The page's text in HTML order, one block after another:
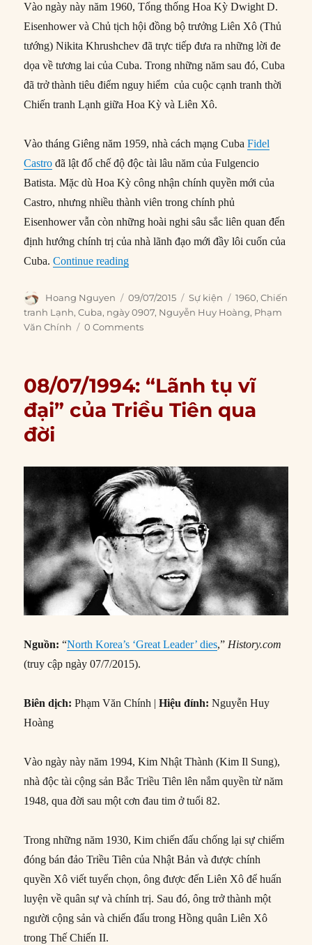
Vào ngày này năm 1960, Tổng thống Hoa Kỳ Dwight D.
Eisenhower và Chủ tịch hội đồng bộ trưởng Liên Xô (Thủ
tướng) Nikita Khrushchev đã trực tiếp đưa ra những lời đe
dọa về tương lai của Cuba. Trong những năm sau đó, Cuba
đã trở thành tiêu điểm nguy hiểm của cuộc cạnh tranh thời
Chiến tranh Lạnh giữa Hoa Kỳ và Liên Xô.
Vào tháng Giêng năm 1959, nhà cách mạng CubaFidel
Castro đã lật đổ chế độ độc tài lâu năm của Fulgencio
Batista. Mặc dù Hoa Kỳ công nhận chính quyền mới của
Castro, nhưng nhiều thành viên trong chính phủ
Eisenhower vẫn còn những hoài nghi sâu sắc liên quan đến
định hướng chính trị của nhà lãnh đạo mới đầy lôi cuốn của
Cuba.Continue reading“09/07/1960: Xô – Mỹ đe dọa nhau về
Author
Hoang Nguyen
Posted
on
09/07/2015 Categories
Sự kiện Tags
1960,Chiến
tranh Lạnh,Cuba, ngày 0907, Nguyễn Huy Hoàng, Phạm
Văn Chính
0 Comments
08/07/1994: “Lãnh tụ vĩ
đại” của Triều Tiên qua
đời
Nguồn: “North Korea’s ‘Great Leader’ dies,”History.com
(truy cập ngày 07/7/2015).
Biên dịch: Phạm Văn Chính |Hiệu đính:Nguyễn Huy
Hoàng
Vào ngày này năm 1994, Kim Nhật Thành (Kim Il Sung),
nhà độc tài cộng sản Bắc Triều Tiên lên nắm quyền từ năm
1948, qua đời sau một cơn đau tim ở tuổi 82.
Trong những năm 1930, Kim chiến đấu chống lại sự chiếm
đóng bán đảo Triều Tiên của Nhật Bản và được chính
quyền Xô viết tuyển chọn, ông được đến Liên Xô để huấn
luyện về quân sự và chính trị. Sau đó, ông trở thành một
người cộng sản và chiến đấu trong Hồng quân Liên Xô
trong Thế Chiến II.